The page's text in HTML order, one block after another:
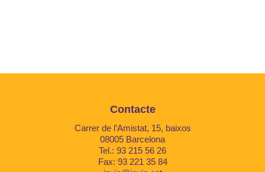
Contacte
Carrer de l’Amistat, 15, baixos
08005 Barcelona
Tel.: 93 215 56 26
Fax: 93 221 35 84